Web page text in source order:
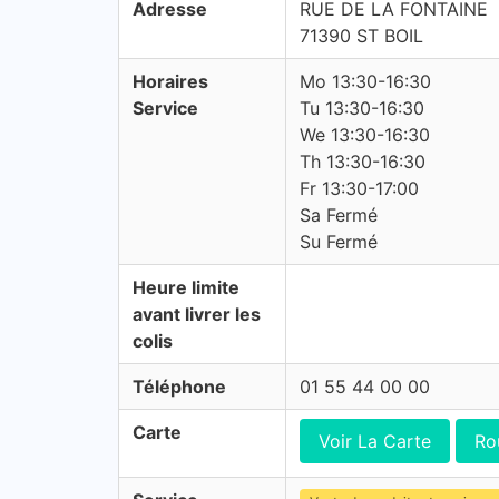
Adresse
RUE DE LA FONTAINE
71390 ST BOIL
Horaires
Service
Mo 13:30-16:30
Tu 13:30-16:30
We 13:30-16:30
Th 13:30-16:30
Fr 13:30-17:00
Sa Fermé
Su Fermé
Heure limite
avant livrer les
colis
Téléphone 01 55 44 00 00
Carte Voir La Carte